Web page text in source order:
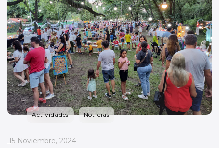
Actividades Noticias
_
15 Noviembre, 2024